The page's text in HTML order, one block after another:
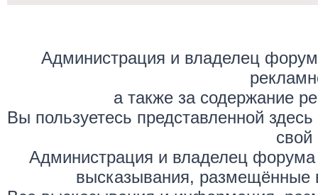
Администрация и владелец
а также за содержание
Вы пользуетесь представленной
свой
Администрация и владелец форума
высказывания, размещённые